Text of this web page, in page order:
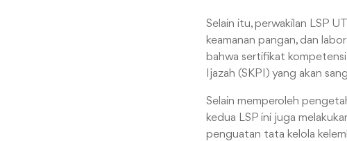
Selain itu, perwakilan LSP
keamanan pangan, dan
bahwa sertifikat
Ijazah (SKPI) yang akan
Selain memperoleh
kedua LSP ini juga
penguatan tata kelola